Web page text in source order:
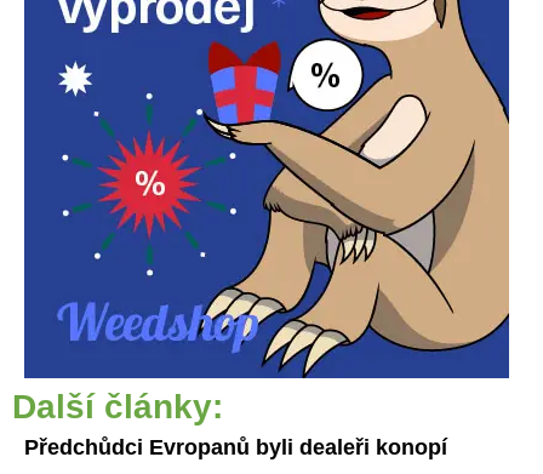
Další články:
Předchůdci Evropanů byli dealeři konopí